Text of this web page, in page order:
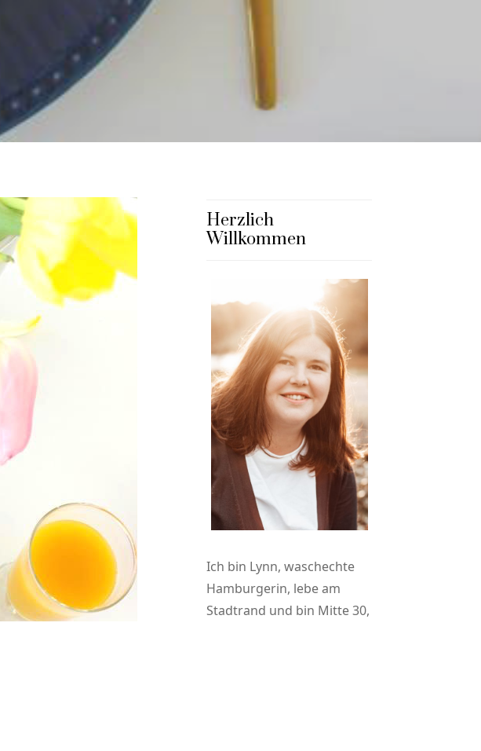
Herzlich
Willkommen
Ich bin Lynn, waschechte
Hamburgerin, lebe am
Stadtrand und bin Mitte 30,